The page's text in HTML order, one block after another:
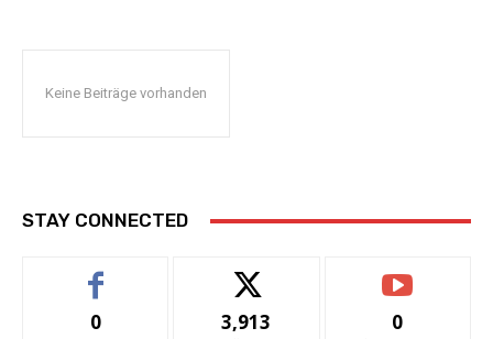
Keine Beiträge vorhanden
STAY CONNECTED
0 3,913 0